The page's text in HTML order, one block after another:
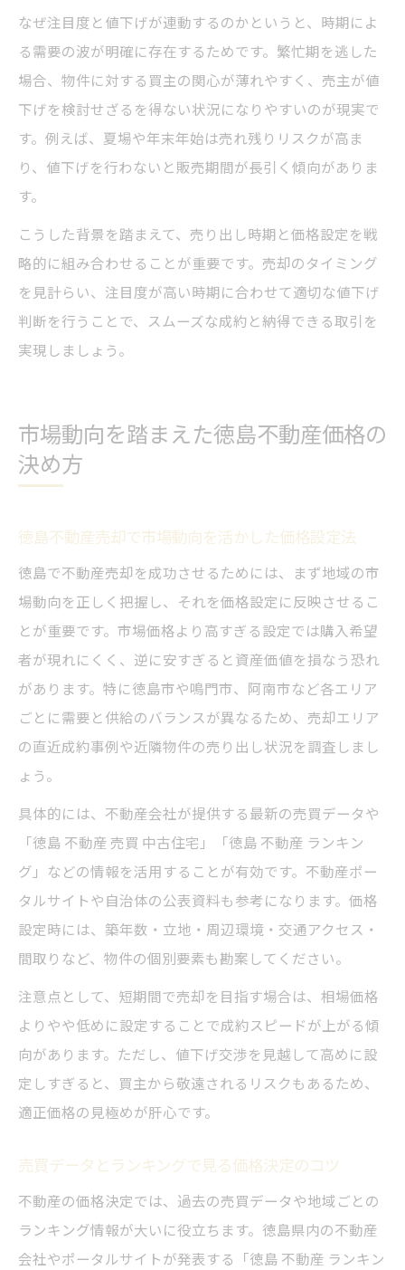
なぜ注目度と値下げが連動するのかというと、時期によ
る需要の波が明確に存在するためです。繁忙期を逃した
場合、物件に対する買主の関心が薄れやすく、売主が値
下げを検討せざるを得ない状況になりやすいのが現実で
す。例えば、夏場や年末年始は売れ残りリスクが高ま
り、値下げを行わないと販売期間が長引く傾向がありま
す。
こうした背景を踏まえて、売り出し時期と価格設定を戦
略的に組み合わせることが重要です。売却のタイミング
を見計らい、注目度が高い時期に合わせて適切な値下げ
判断を行うことで、スムーズな成約と納得できる取引を
実現しましょう。
市場動向を踏まえた徳島不動産価格の
決め方
徳島不動産売却で市場動向を活かした価格設定法
徳島で不動産売却を成功させるためには、まず地域の市
場動向を正しく把握し、それを価格設定に反映させるこ
とが重要です。市場価格より高すぎる設定では購入希望
者が現れにくく、逆に安すぎると資産価値を損なう恐れ
があります。特に徳島市や鳴門市、阿南市など各エリア
ごとに需要と供給のバランスが異なるため、売却エリア
の直近成約事例や近隣物件の売り出し状況を調査しまし
ょう。
具体的には、不動産会社が提供する最新の売買データや
「徳島 不動産 売買 中古住宅」「徳島 不動産 ランキン
グ」などの情報を活用することが有効です。不動産ポー
タルサイトや自治体の公表資料も参考になります。価格
設定時には、築年数・立地・周辺環境・交通アクセス・
間取りなど、物件の個別要素も勘案してください。
注意点として、短期間で売却を目指す場合は、相場価格
よりやや低めに設定することで成約スピードが上がる傾
向があります。ただし、値下げ交渉を見越して高めに設
定しすぎると、買主から敬遠されるリスクもあるため、
適正価格の見極めが肝心です。
売買データとランキングで見る価格決定のコツ
不動産の価格決定では、過去の売買データや地域ごとの
ランキング情報が大いに役立ちます。徳島県内の不動産
会社やポータルサイトが発表する「徳島 不動産 ランキン